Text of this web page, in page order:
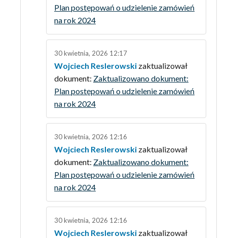
Plan postępowań o udzielenie zamówień
na rok 2024
30 kwietnia, 2026 12:17
Wojciech Reslerowski zaktualizował
dokument: Zaktualizowano dokument:
Plan postępowań o udzielenie zamówień
na rok 2024
30 kwietnia, 2026 12:16
Wojciech Reslerowski zaktualizował
dokument: Zaktualizowano dokument:
Plan postępowań o udzielenie zamówień
na rok 2024
30 kwietnia, 2026 12:16
Wojciech Reslerowski zaktualizował